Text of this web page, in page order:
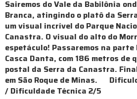
Sairemos do Vale da Babilônia
Branca, atingindo o platô da
um visual incrível do Parque
Canastra. O visual do alto do
espetáculo! Passaremos na parte
Casca Danta, com 186 metros de
postal da Serra da Canastra.
em São Roque de Minas.
/ Dificuldade Técnica 2/5